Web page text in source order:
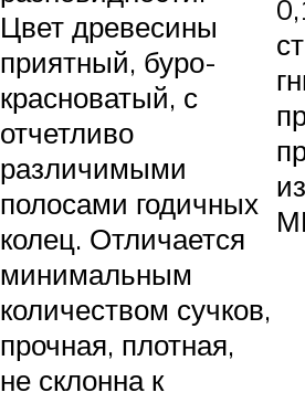
Цвет древесины
приятный, буро-
красноватый, с
отчетливо
различимыми
полосами годичных
колец. Отличается
минимальным
количеством сучков,
прочная, плотная,
не склонна к